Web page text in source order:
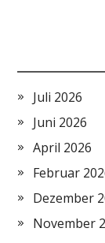
Juli 2026
Juni 2026
April 2026
Februar
Dezember
November